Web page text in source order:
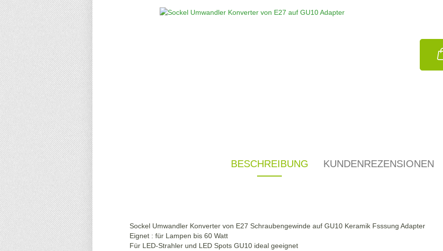
BESCHREIBUNG KUNDENREZENSIONEN
Sockel Umwandler Konverter von E27 Schraubengewinde auf GU10 Keramik Fsssung Adapter
Eignet : für Lampen bis 60 Watt
Für LED-Strahler und LED Spots GU10 ideal geeignet